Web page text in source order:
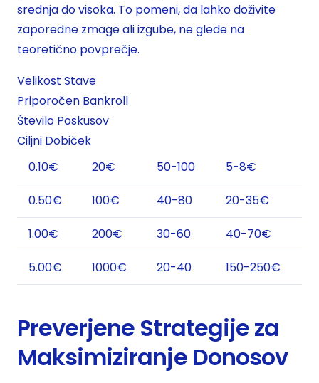
srednja do visoka. To pomeni, da lahko doživite
zaporedne zmage ali izgube, ne glede na
teoretično povprečje.
Velikost Stave
Priporočen Bankroll
Število Poskusov
Ciljni Dobiček
0.10€
20€ 50-100 5-8€
0.50€ 100€ 40-80 20-35€
1.00€ 200€ 30-60 40-70€
5.00€ 1000€ 20-40 150-250€
Preverjene Strategije za
Maksimiziranje Donosov